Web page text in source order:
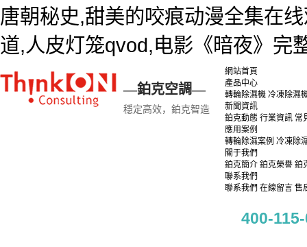
唐朝秘史,甜美的咬痕动漫全集在
道,人皮灯笼qvod,电影《暗夜》完
—鉑克空調—
穩定高效，鉑克智造
網站首頁
產品中心
轉輪除濕機 冷凍除濕
新聞資訊
鉑克動態 行業資訊 常
應用案例
轉輪除濕案例 冷凍除
關于我們
鉑克簡介 鉑克榮譽 鉑
聯系我們
聯系我們 在線留言 售
400-